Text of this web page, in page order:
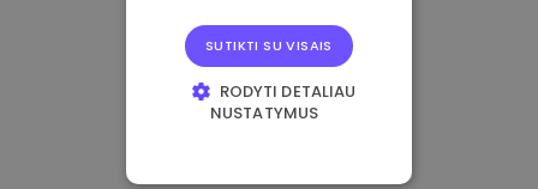
SUTIKTI SU VISAIS
RODYTI DETALIAU
NUSTATYMUS